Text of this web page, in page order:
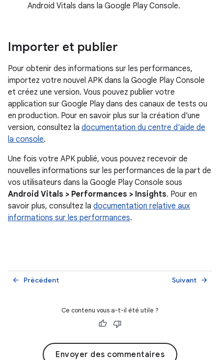
Android Vitals dans la Google Play Console.
Importer et publier
Pour obtenir des informations sur les performances,
importez votre nouvel APK dans la Google Play Console
et créez une version. Vous pouvez publier votre
application sur Google Play dans des canaux de tests ou
en production. Pour en savoir plus sur la création d'une
version, consultez la documentation du centre d'aide de
la console.
Une fois votre APK publié, vous pouvez recevoir de
nouvelles informations sur les performances de la part de
vos utilisateurs dans la Google Play Console sous
Android Vitals > Performances > Insights. Pour en
savoir plus, consultez la documentation relative aux
informations sur les performances.
Précédent
arrow_back Suivant arrow_forward
Ce contenu vous a-t-il été utile ?
Envoyer des commentaires